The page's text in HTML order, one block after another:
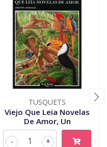
TUSQUETS
Viejo Que Leia Novelas
De Amor, Un
+
-